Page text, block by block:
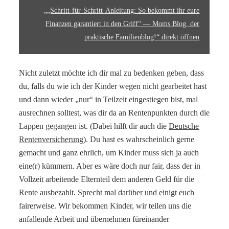
GRIFF“
DER
FAMILIENBLOG!“
WWW.MOMS-
BLOG.DE
ANZEIGEN
„„Schritt-für-Schritt-Anleitung: So bekommt ihr eure
Finanzen garantiert in den Griff“ — Moms Blog, der
praktische Familienblog!“ direkt öffnen
Nicht zuletzt möchte ich dir mal zu bedenken geben, dass
du, falls du wie ich der Kinder wegen nicht gearbeitet hast
und dann wieder „nur“ in Teilzeit eingestiegen bist, mal
ausrechnen solltest, was dir da an Rentenpunkten durch die
Lappen gegangen ist. (Dabei hilft dir auch dieDeutsche
Rentenversicherung). Du hast es wahrscheinlich gerne
gemacht und ganz ehrlich, um Kinder muss sich ja auch
eine(r) kümmern. Aber es wäre doch nur fair, dass der in
Vollzeit arbeitende Elternteil dem anderen Geld für die
Rente ausbezahlt. Sprecht mal darüber und einigt euch
fairerweise. Wir bekommen Kinder, wir teilen uns die
anfallende Arbeit und übernehmen füreinander